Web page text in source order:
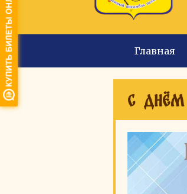
Главная
С